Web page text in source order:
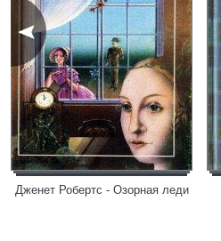
Дженет Робертс - Озорная леди